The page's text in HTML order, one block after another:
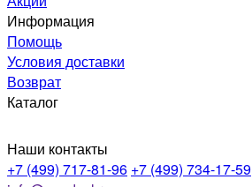
Информация
Помощь
Условия доставки
Возврат
Каталог
Наши контакты
+7 (499) 717-81-96 +7 (499) 734-17-59